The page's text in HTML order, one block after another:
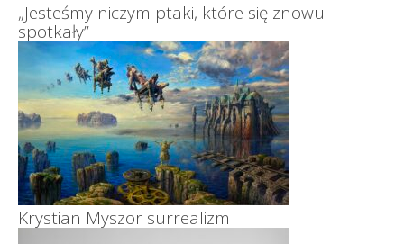
„Jesteśmy niczym ptaki, które się znowu
spotkały”
Krystian Myszor surrealizm